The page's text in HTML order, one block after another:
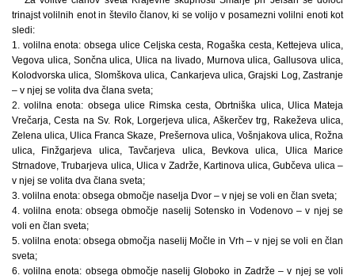
trinajst volilnih enot in število članov, ki se volijo v posamezni volilni enoti kot
sledi:
1. volilna enota: obsega ulice Celjska cesta, Rogaška cesta, Kettejeva ulica,
Vegova ulica, Sončna ulica, Ulica na livado, Murnova ulica, Gallusova ulica,
Kolodvorska ulica, Slomškova ulica, Cankarjeva ulica, Grajski Log, Zastranje
– v njej se volita dva člana sveta;
2. volilna enota: obsega ulice Rimska cesta, Obrtniška ulica, Ulica Mateja
Vrečarja, Cesta na Sv. Rok, Lorgerjeva ulica, Aškerčev trg, Rakeževa ulica,
Zelena ulica, Ulica Franca Skaze, Prešernova ulica, Vošnjakova ulica, Rožna
ulica, Finžgarjeva ulica, Tavčarjeva ulica, Bevkova ulica, Ulica Marice
Strnadove, Trubarjeva ulica, Ulica v Zadrže, Kartinova ulica, Gubčeva ulica –
v njej se volita dva člana sveta;
3. volilna enota: obsega območje naselja Dvor – v njej se voli en član sveta;
4. volilna enota: obsega območje naselij Sotensko in Vodenovo – v njej se
voli en član sveta;
5. volilna enota: obsega območja naselij Močle in Vrh – v njej se voli en član
sveta;
6. volilna enota: obsega območje naselij Globoko in Zadrže – v njej se voli